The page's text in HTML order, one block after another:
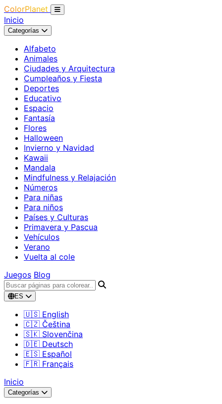
ColorPlanet
Inicio
Categorías
Alfabeto
Animales
Ciudades y Arquitectura
Cumpleaños y Fiesta
Deportes
Educativo
Espacio
Fantasía
Flores
Halloween
Invierno y Navidad
Kawaii
Mandala
Mindfulness y Relajación
Números
Para niñas
Para niños
Países y Culturas
Primavera y Pascua
Vehículos
Verano
Vuelta al cole
Juegos Blog
ES
🇺🇸 English
🇨🇿 Čeština
🇸🇰 Slovenčina
🇩🇪 Deutsch
🇪🇸 Español
🇫🇷 Français
Inicio
Categorías